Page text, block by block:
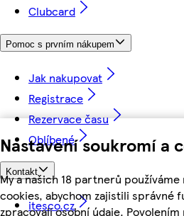
Nastavení soukromí a
My a našich 18 partnerů
cookies, abychom zajistili správné
zpracovali osobní údaje.
Clubcard
Pomoc s prvním nákupem
Jak nakupovat
Registrace
Rezervace času
Oblíbené
Kontakt
itesco.cz